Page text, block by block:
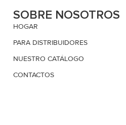
SOBRE NOSOTROS
HOGAR
PARA DISTRIBUIDORES
NUESTRO CATÁLOGO
CONTACTOS